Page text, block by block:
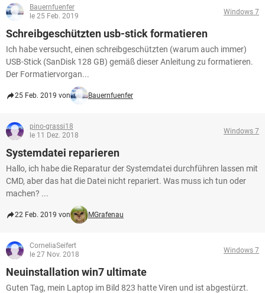
Bauernfuenfer
le 25 Feb. 2019
Windows 7
Schreibgeschützten usb-stick formatieren
Ich habe versucht, einen schreibgeschützten (warum auch immer)
USB-Stick (SanDisk 128 GB) gemäß dieser Anleitung zu formatieren.
Der Formatiervorgan...
25 Feb. 2019 von Bauernfuenfer
pino-grassi18
le 11 Dez. 2018
Windows 7
Systemdatei reparieren
Hallo, ich habe die Reparatur der Systemdatei durchführen lassen mit
CMD, aber das hat die Datei nicht repariert. Was muss ich tun oder
machen? ...
22 Feb. 2019 von MGrafenau
CorneliaSeifert
le 27 Nov. 2018
Windows 7
Neuinstallation win7 ultimate
Guten Tag, mein Laptop im Bild 823 hatte Viren und ist abgestürzt.